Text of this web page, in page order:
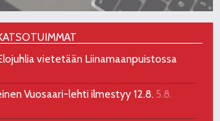
vietetään Liinamaanpuistossa
Vuosaari-lehti ilmestyy 12.8. 5.8.